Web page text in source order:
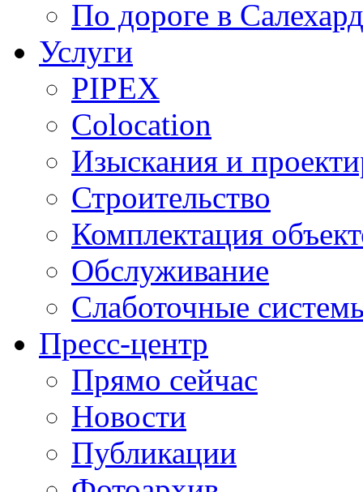
По дороге в Салехард
Услуги
PIPEX
Colocation
Изыскания и
Строительство
Комплектация
Обслуживание
Слаботочные
Пресс-центр
Прямо сейчас
Новости
Публикации